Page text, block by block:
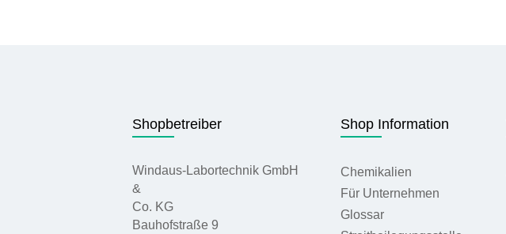
Shopbetreiber
Windaus-Labortechnik GmbH
&
Co. KG
Bauhofstraße 9
Shop Information
Chemikalien
Für Unternehmen
Glossar